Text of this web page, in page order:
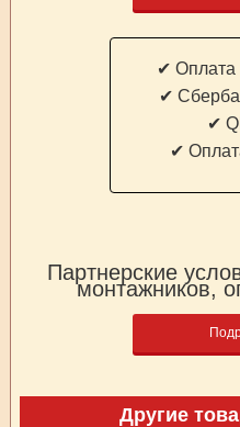
✔ Оплата
✔
✔
✔
Партнерские
монтажников,
Другие